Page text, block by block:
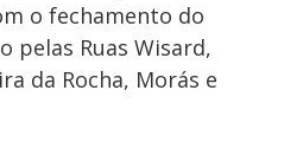
o fechamento do
pelas Ruas Wisard,
da Rocha, Morás e